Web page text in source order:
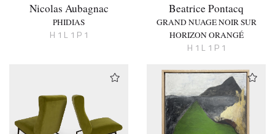
Nicolas Aubagnac
PHIDIAS
H 1 L 1 P 1
Beatrice Pontacq
GRAND NUAGE NOIR SUR
HORIZON ORANGÉ
H 1 L 1 P 1